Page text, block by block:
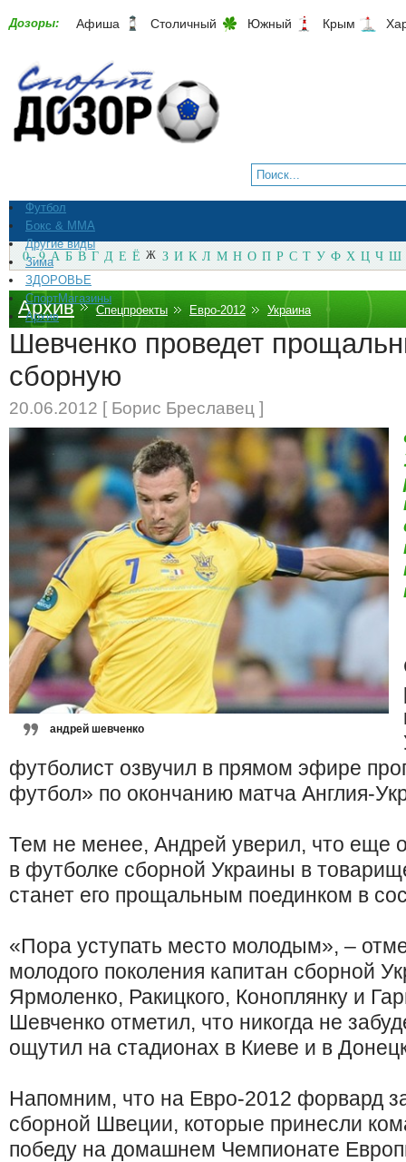
Дозоры: Афиша Столичный Южный Крым
Футбол
Бокс & ММА
Другие виды
Зима
ЗДОРОВЬЕ
СпортМагазины
Архив
0 - 9 А Б В Г Д Е Ё Ж З И К Л М Н О П Р С Т У Ф Х Ц Ч Ш
Архив Спецпроекты Евро-2012 Украина
Шевченко проведет
сборную
20.06.2012 [ Борис Бреславец ]
андрей шевченко
футболист озвучил в прямом эфире
футбол» по окончанию матча Англия-
Тем не менее, Андрей уверил, что еще
в футболке сборной Украины в
станет его прощальным поединком в
«Пора уступать место молодым», –
молодого поколения капитан сборной
Ярмоленко, Ракицкого, Коноплянку и
Шевченко отметил, что никогда не
ощутил на стадионах в Киеве и в
Напомним, что на Евро-2012 форвард
сборной Швеции, которые принесли
победу на домашнем Чемпионате